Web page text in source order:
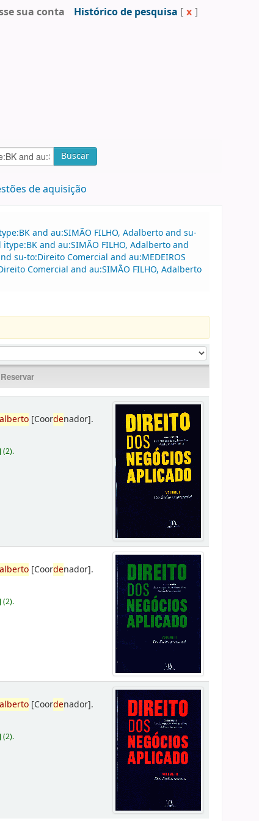
sua conta Histórico de pesquisa [ x ]
Buscar
de aquisição
and au:SIMÃO FILHO, Adalberto and su-
and au:SIMÃO FILHO, Adalberto and
su-to:Direito Comercial and au:MEDEIROS
Comercial and au:SIMÃO FILHO, Adalberto
[Coordenador].
(2).
[Coordenador].
(2).
[Coordenador].
(2).